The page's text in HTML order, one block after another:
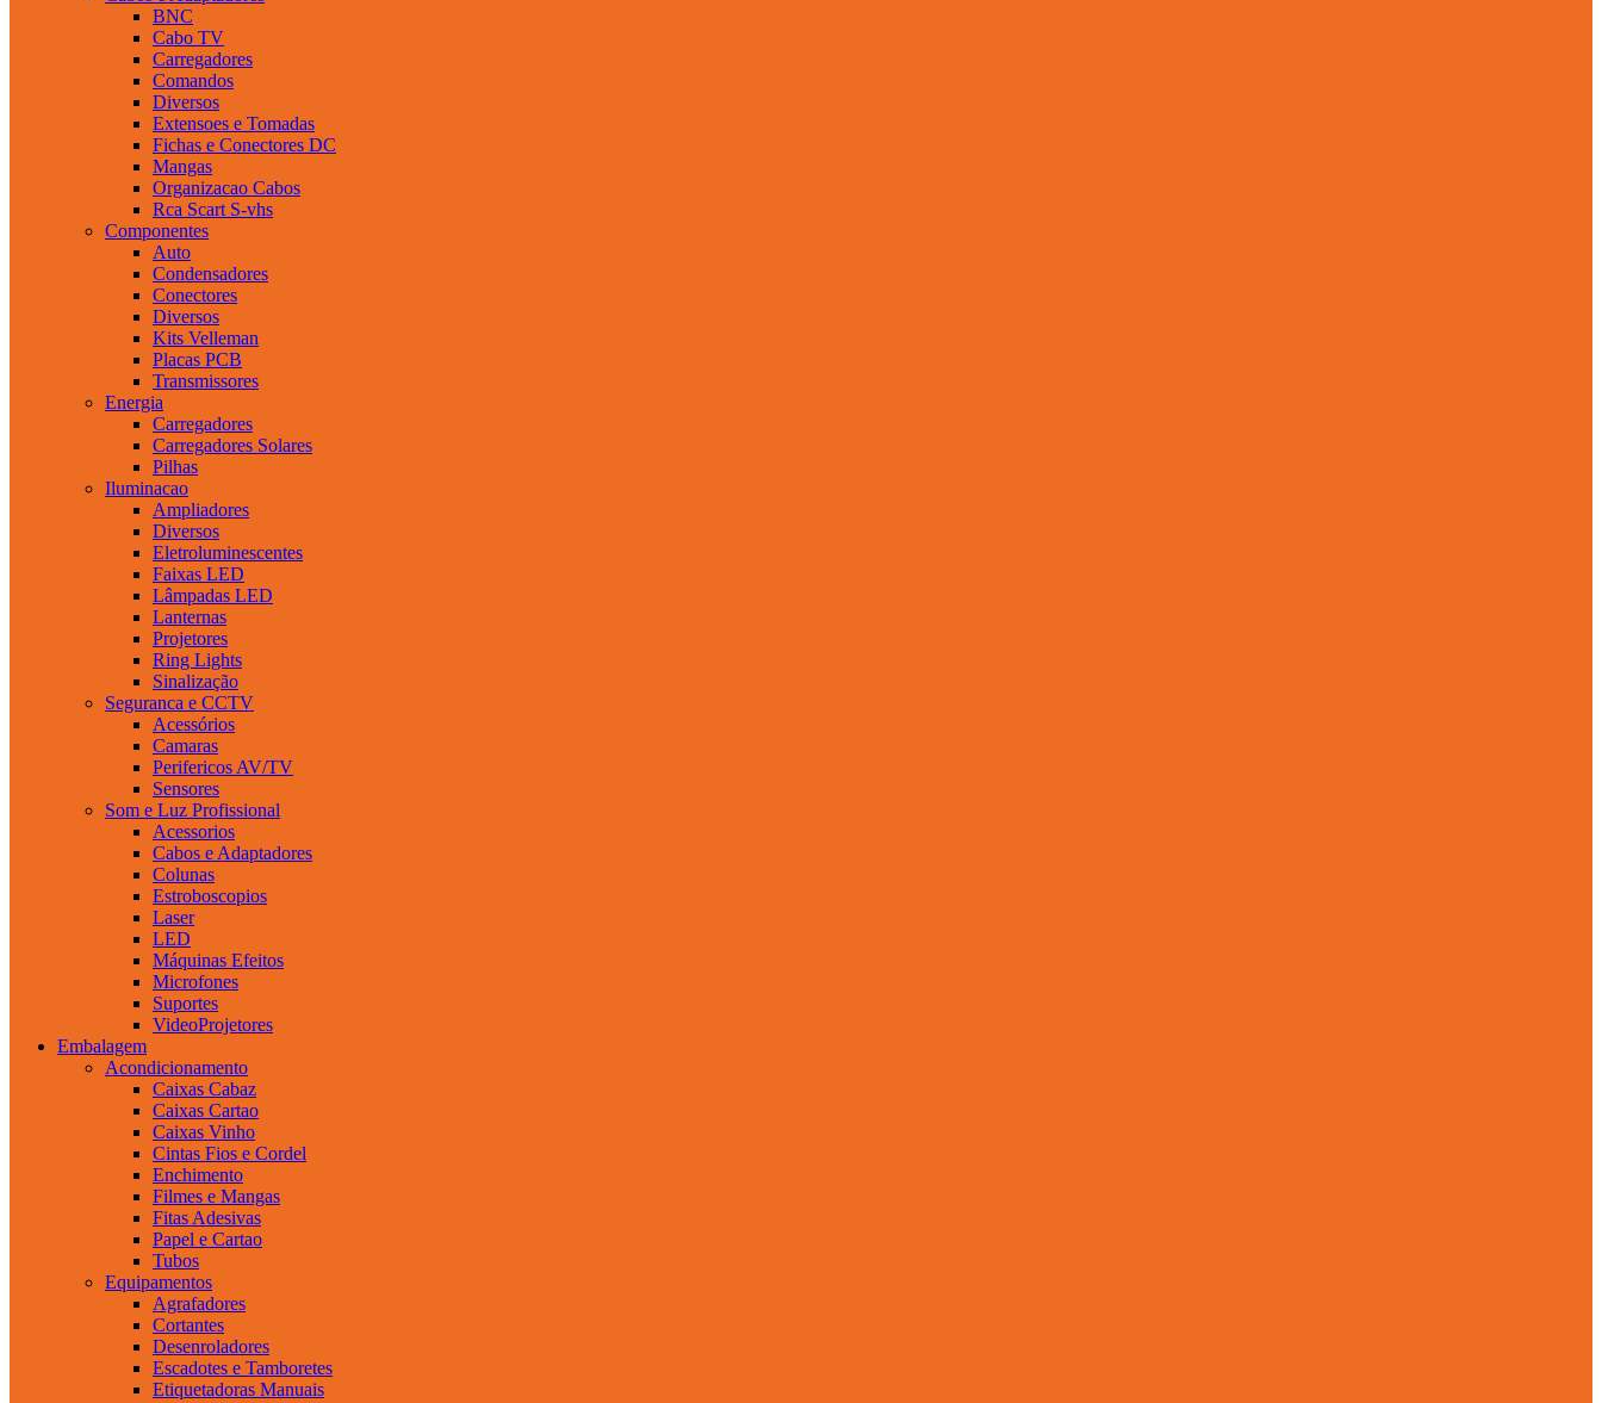
BNC
Cabo TV
Carregadores
Comandos
Diversos
Extensoes e Tomadas
Fichas e Conectores DC
Mangas
Organizacao Cabos
Rca Scart S-vhs
Componentes
Auto
Condensadores
Conectores
Diversos
Kits Velleman
Placas PCB
Transmissores
Energia
Carregadores
Carregadores Solares
Pilhas
Iluminacao
Ampliadores
Diversos
Eletroluminescentes
Faixas LED
Lâmpadas LED
Lanternas
Projetores
Ring Lights
Sinalização
Seguranca e CCTV
Acessórios
Camaras
Perifericos AV/TV
Sensores
Som e Luz Profissional
Acessorios
Cabos e Adaptadores
Colunas
Estroboscopios
Laser
LED
Máquinas Efeitos
Microfones
Suportes
VideoProjetores
Embalagem
Acondicionamento
Caixas Cabaz
Caixas Cartao
Caixas Vinho
Cintas Fios e Cordel
Enchimento
Filmes e Mangas
Fitas Adesivas
Papel e Cartao
Tubos
Equipamentos
Agrafadores
Cortantes
Desenroladores
Escadotes e Tamboretes
Etiquetadoras Manuais